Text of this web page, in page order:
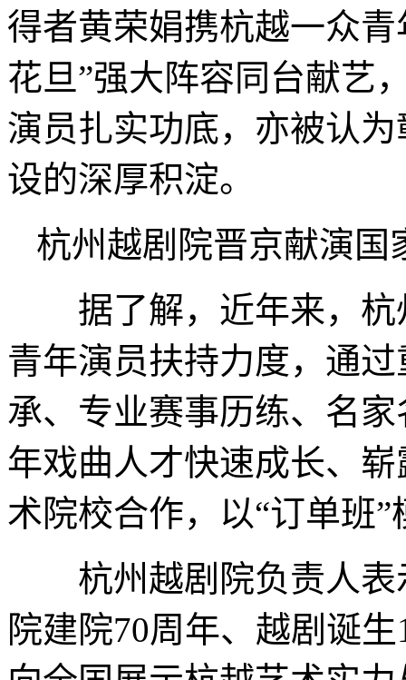
得者黄荣娟携杭越一众
花旦”强大阵容同台献艺
演员扎实功底，亦被认
设的深厚积淀。
杭州越剧院晋京献演国
据了解，近年来，杭
青年演员扶持力度，通
承、专业赛事历练、名
年戏曲人才快速成长、
术院校合作，以“订单班
杭州越剧院负责人表
院建院70周年、越剧诞